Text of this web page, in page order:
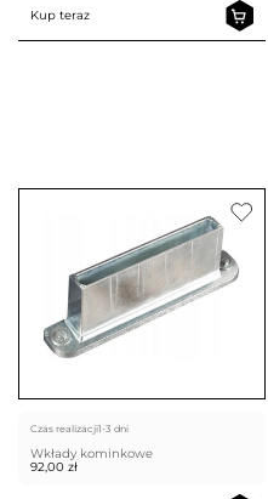
Kup teraz
Czas realizacji1-3 dni
Wkłady kominkowe
92,00 zł